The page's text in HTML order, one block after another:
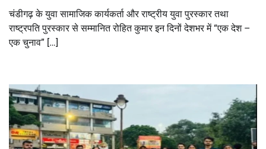
चंडीगढ़ के युवा सामाजिक कार्यकर्ता और राष्ट्रीय युवा पुरस्कार तथा
राष्ट्रपति पुरस्कार से सम्मानित रोहित कुमार इन दिनों देशभर में “एक देश –
एक चुनाव” […]